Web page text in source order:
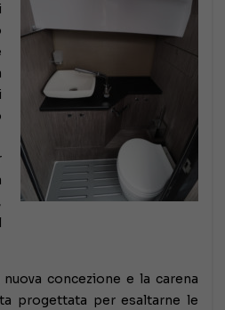
concezione e la carena
progettata per esaltarne le